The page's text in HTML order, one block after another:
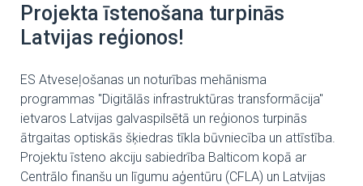
Projekta īstenošana turpinās
Latvijas reģionos!
ES Atveseļošanas un noturības mehānisma
programmas "Digitālās infrastruktūras transformācija"
ietvaros Latvijas galvaspilsētā un reģionos turpinās
ātrgaitas optiskās šķiedras tīkla būvniecība un attīstība.
Projektu īsteno akciju sabiedrība Balticom kopā ar
Centrālo finanšu un līgumu aģentūru (CFLA) un Latvijas